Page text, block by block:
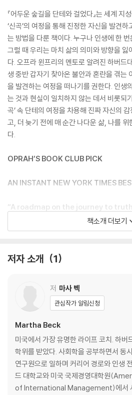
『어두운 숲길을 단테와 걸었다』는 세계 지
‘신곡’의 여정을 통해 진정한 자신을 발견
는 방법을 다룬 책이다. 누구나 인생에 한
그럴 때 우리는 마치 삶의 의미와 방향을 잃
다. 오프라 윈프리의 멘토로 알려진 하버드
생 중반 갑자기 찾아온 불안과 혼란을 겪는
을 발견하는 여정을 떠나기를 권한다. 인생
는 것과 현실이 일치하지 않는 데서 비롯되
곡’ 속 단테의 여정을 차용해 진짜 자신의
고, 더 늦기 전에 매 순간 나다운 삶, 나를
다.
OPRAH’S BOOK CLUB PICK
AN INSTANT NEW YORK TIMES
“A roadmap on the journey to
e Way of Integrity] is filled with
al exercises that can guide us as
these tumultuous times―is the
As Martha Beck says in her book,
chological suffering. Period.”
In The Way of Integrity, Beck
hat anyone can use to find integrity,
pose, emotional healing, and a life
책소개 더보기
저자 소개 1
저 마사 벡
관심작가 알림신청
Martha Beck
미국에서 가장 유명한 라이프 코치. 하버
학위를 받았다. 사회학을 공부하면서 동
연구원으로 일하며 커리어 경로와 인생
드 대학교와 미국 국제경영대학원
of International Management)에서